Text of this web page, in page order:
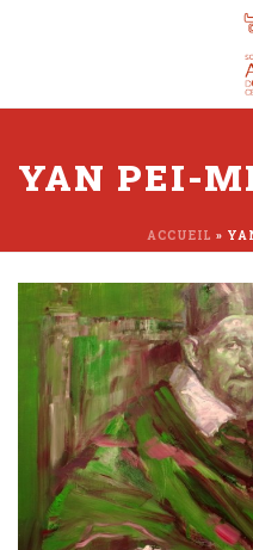
YAN PEI-
ACCUEIL »